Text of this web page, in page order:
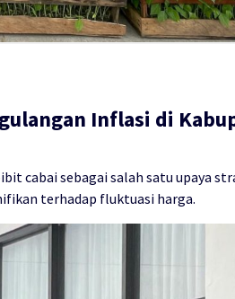
Inflasi di
cabai sebagai salah satu upaya
terhadap fluktuasi harga.